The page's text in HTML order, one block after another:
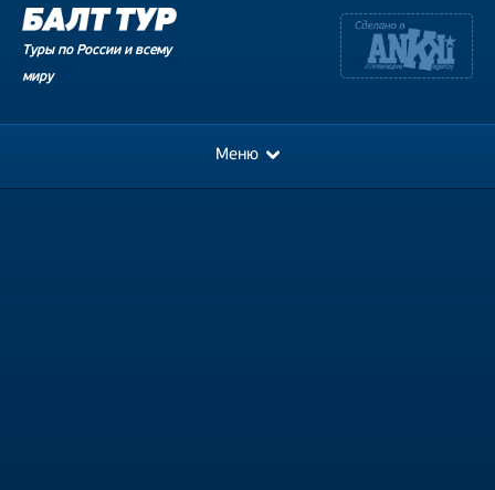
Туры по России и всему
миру
Меню